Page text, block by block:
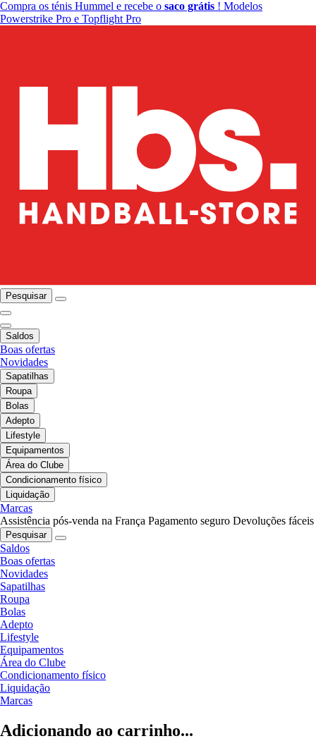
Compra os ténis Hummel e recebe o saco grátis ! Modelos
Powerstrike Pro e Topflight Pro
Pesquisar
Saldos
Boas ofertas
Novidades
Sapatilhas
Roupa
Bolas
Adepto
Lifestyle
Equipamentos
Área do Clube
Condicionamento físico
Liquidação
Marcas
Assistência pós-venda na França Pagamento seguro Devoluções fáceis
Pesquisar
Saldos
Boas ofertas
Novidades
Sapatilhas
Roupa
Bolas
Adepto
Lifestyle
Equipamentos
Área do Clube
Condicionamento físico
Liquidação
Marcas
Adicionando ao carrinho...